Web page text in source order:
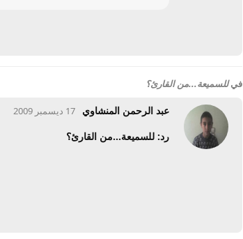
فيللسميعة...من القارئ؟
عبد الرحمن المنشاوي 17 ديسمبر 2009
رد: للسميعة...من القارئ؟